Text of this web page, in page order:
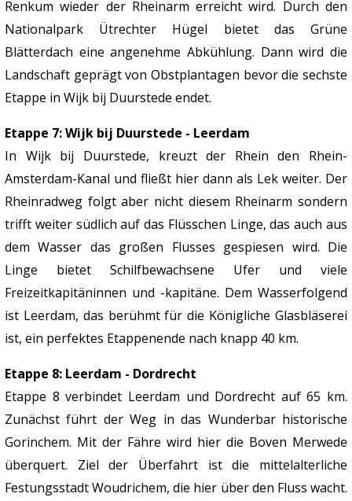
Renkum wieder der Rheinarm erreicht wird. Durch den
Nationalpark Ütrechter Hügel bietet das Grüne
Blätterdach eine angenehme Abkühlung. Dann wird die
Landschaft geprägt von Obstplantagen bevor die sechste
Etappe in Wijk bij Duurstede endet.
Etappe 7: Wijk bij Duurstede - Leerdam
In Wijk bij Duurstede, kreuzt der Rhein den Rhein-
Amsterdam-Kanal und fließt hier dann als Lek weiter. Der
Rheinradweg folgt aber nicht diesem Rheinarm sondern
trifft weiter südlich auf das Flüsschen Linge, das auch aus
dem Wasser das großen Flusses gespiesen wird. Die
Linge bietet Schilfbewachsene Ufer und viele
Freizeitkapitäninnen und -kapitäne. Dem Wasserfolgend
ist Leerdam, das berühmt für die Königliche Glasbläserei
ist, ein perfektes Etappenende nach knapp 40 km.
Etappe 8: Leerdam - Dordrecht
Etappe 8 verbindet Leerdam und Dordrecht auf 65 km.
Zunächst führt der Weg in das Wunderbar historische
Gorinchem. Mit der Fähre wird hier die Boven Merwede
überquert. Ziel der Überfahrt ist die mittelalterliche
Festungsstadt Woudrichem, die hier über den Fluss wacht.